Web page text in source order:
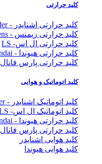
کلید حرارتی
کلید حرارتی اشنایدر - Schneider
کلید حرارتی زیمنس - Siemens
کلید حرارتی ال اس- LS
کلید حرارتی هیوندا - Hyundai
کلید حرارتی پارس فانال
کلید اتوماتیک و هوایی
کلید اتوماتیک اشنایدر - Schneider
کلید اتوماتیک ال اس- LS
کلید حرارتی هیوندا - Hyundai
کلید حرارتی پارس فانال
کلید هوایی اشنایدر
کلید هوایی هیوندا